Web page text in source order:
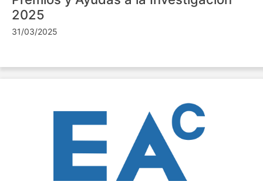
2025
31/03/2025